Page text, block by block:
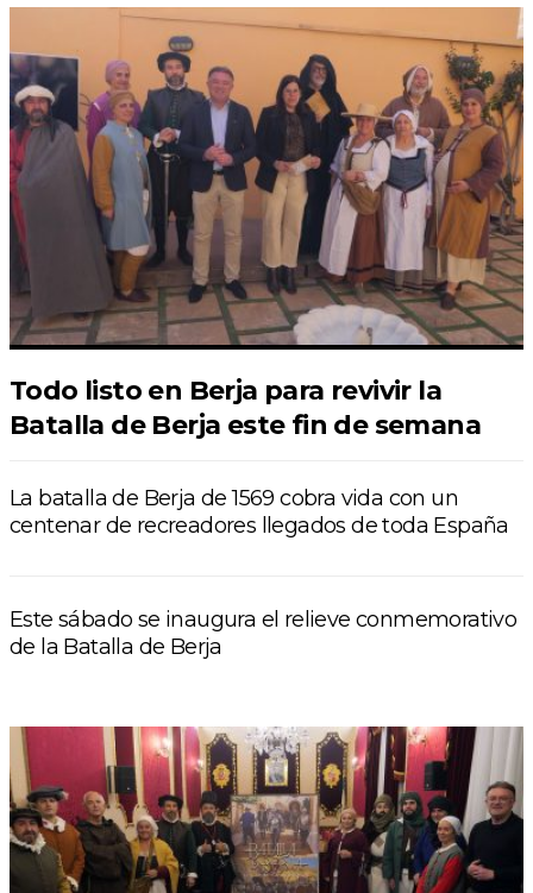
Todo listo en Berja para revivir la
Batalla de Berja este fin de semana
La batalla de Berja de 1569 cobra vida con un
centenar de recreadores llegados de toda España
Este sábado se inaugura el relieve conmemorativo
de la Batalla de Berja